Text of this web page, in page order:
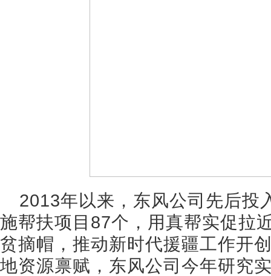
2013年以来，东风公司先后投
施帮扶项目87个，用真帮实促拉
贫摘帽，推动新时代援疆工作开
地资源禀赋，东风公司今年研究